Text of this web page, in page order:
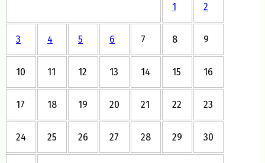
1 2
3 4 5 6 7 8 9
10 11 12 13 14 15 16
17 18 19 20 21 22 23
24 25 26 27 28 29 30